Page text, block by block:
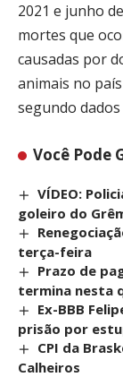
2021 e junho
mortes que
causadas por
animais no
segundo
Você Pode
VÍDEO:
goleiro do
terça-feira
Prazo de
termina nesta
Ex-BBB
prisão por
CPI da
Calheiros